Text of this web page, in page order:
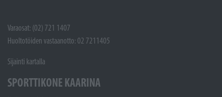
Varaosat: (02) 721 1407
Huoltotöiden vastaanotto: 02 7211405
Sijainti kartalla
SPORTTIKONE KAARINA